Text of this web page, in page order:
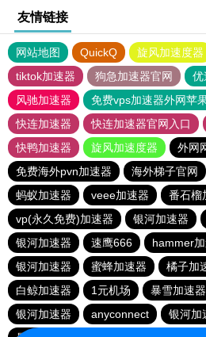
友情链接
网站地图 QuickQ 旋风加速度器
tiktok加速器
狗急加速器官网
优
风驰加速器
免费vps加速器外网苹
快连加速器
快连加速器官网入口
快鸭加速器
旋风加速度器 外网
免费海外pvn加速器
海外梯子官网
蚂蚁加速器
veee加速器 番石榴
vp(永久免费)加速器
银河加速器
银河加速器
速鹰666 hammer
银河加速器
蜜蜂加速器 橘子加
白鲸加速器
1元机场 暴雪加速器
银河加速器
anyconnect 银河加